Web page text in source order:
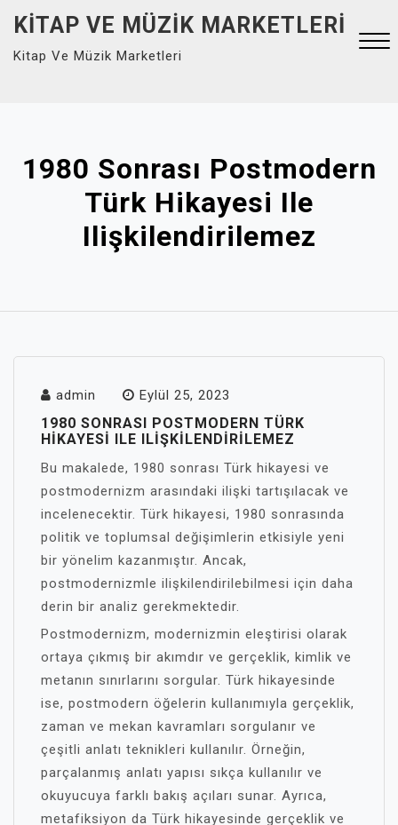
content
KITAP VE MÜZIK MARKETLERI
Kitap Ve Müzik Marketleri
1980 Sonrası Postmodern
Türk Hikayesi Ile
Ilişkilendirilemez
admin Eylül 25, 2023
1980 SONRASI POSTMODERN TÜRK
HIKAYESI ILE ILIŞKILENDIRILEMEZ
Bu makalede, 1980 sonrası Türk hikayesi ve
postmodernizm arasındaki ilişki tartışılacak ve
incelenecektir. Türk hikayesi, 1980 sonrasında
politik ve toplumsal değişimlerin etkisiyle yeni
bir yönelim kazanmıştır. Ancak,
postmodernizmle ilişkilendirilebilmesi için daha
derin bir analiz gerekmektedir.
Postmodernizm, modernizmin eleştirisi olarak
ortaya çıkmış bir akımdır ve gerçeklik, kimlik ve
metanın sınırlarını sorgular. Türk hikayesinde
ise, postmodern öğelerin kullanımıyla gerçeklik,
zaman ve mekan kavramları sorgulanır ve
çeşitli anlatı teknikleri kullanılır. Örneğin,
parçalanmış anlatı yapısı sıkça kullanılır ve
okuyucuya farklı bakış açıları sunar. Ayrıca,
metafiksiyon da Türk hikayesinde gerçeklik ve